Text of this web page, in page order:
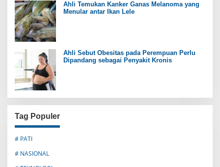
Ahli Temukan Kanker Ganas Melanoma yang
Menular antar Ikan Lele
Ahli Sebut Obesitas pada Perempuan Perlu
Dipandang sebagai Penyakit Kronis
Tag Populer
# PATI
# NASIONAL